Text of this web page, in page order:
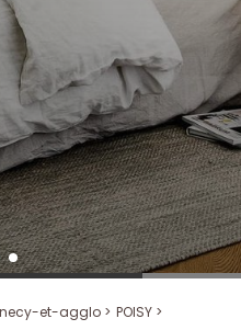
et-agglo > POISY >